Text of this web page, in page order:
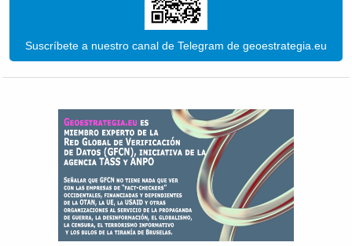
Suscríbete a nuestro canal de Telegram de geoestrategia.eu